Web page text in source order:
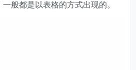
般都是以表格的方式出现的。